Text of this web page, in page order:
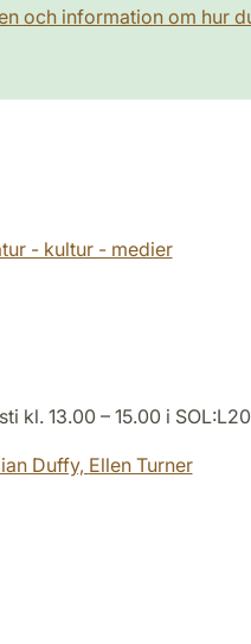
och information om hur
- kultur - medier
kl. 13.00 – 15.00 i
Duffy, Ellen Turner